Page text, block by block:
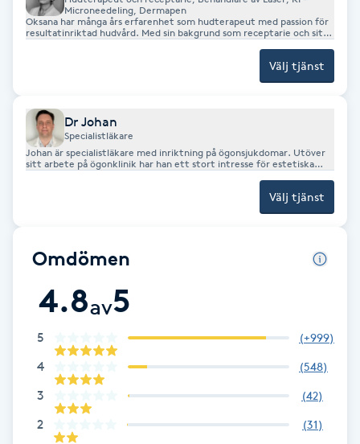
Faceliftmassage
Fet hårbotten
Fotmassage
Fotsvamp
Fotvård
Microneedeling, Dermapen
Oksana har många års erfarenhet som hudterapeut med passion för
resultatinriktad hudvård. Med sin bakgrund som receptarie och sitt
förenar hon vetenskap, medicinsk kunskap och estetisk hudvård.
Hennes mål är att skapa synliga men naturliga resultat, där frisk hud
Välj tjänst
Dr Johan
Specialistläkare
Johan är specialistläkare med inriktning på ögonsjukdomar. Utöver
sitt arbete på ögonklinik har han ett stort intresse för estetiska
Välj tjänst
Omdömen
4.8av5
5 (+999)
4 (548)
3 (42)
2 (31)